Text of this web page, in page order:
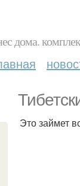
дома.
Это займет